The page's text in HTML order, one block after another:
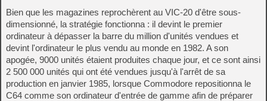
Bien que les magazines reprochèrent au VIC-20 d'être sous-
dimensionné, la stratégie fonctionna : il devint le premier
ordinateur à dépasser la barre du million d'unités vendues et
devint l'ordinateur le plus vendu au monde en 1982. A son
apogée, 9000 unités étaient produites chaque jour, et ce sont ainsi
2 500 000 unités qui ont été vendues jusqu'à l'arrêt de sa
production en janvier 1985, lorsque Commodore repositionna le
C64 comme son ordinateur d'entrée de gamme afin de préparer